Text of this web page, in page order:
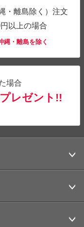
・離島除く）注文
以上の場合
縄・離島を除く
場合
レゼント!!